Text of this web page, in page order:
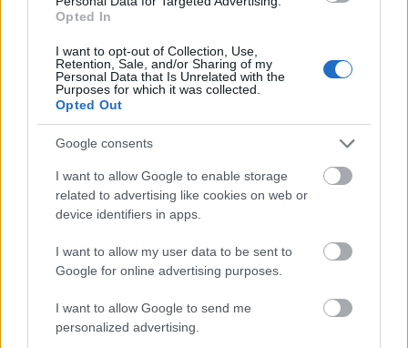
Opted In
I want to opt-out of Collection, Use,
Retention, Sale, and/or Sharing of my
Personal Data that Is Unrelated with the
Purposes for which it was collected.
Opted Out
Google consents
I want to allow Google to enable storage
related to advertising like cookies on web or
device identifiers in apps.
I want to allow my user data to be sent to
Google for online advertising purposes.
I want to allow Google to send me
personalized advertising.
ÉLETMÓD
Egy ruha, ami megszünteti a
menstruációs fájdalmat? Létezik,
ráadásul magyar nők fejlesztették!